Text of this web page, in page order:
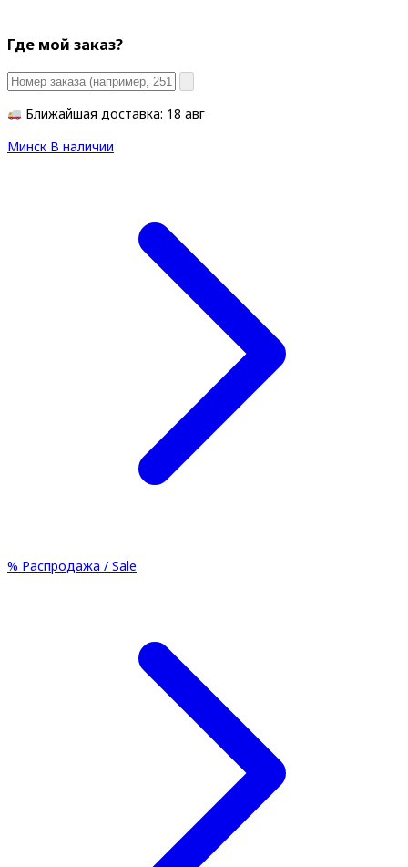
Где мой заказ?
Ближайшая доставка: 18 авг
Минск В наличии
% Распродажа / Sale